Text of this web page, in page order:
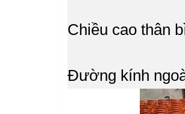
Chiều cao thân
Đường kính